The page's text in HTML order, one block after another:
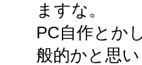
ますな。
PC自作とか
般的かと思